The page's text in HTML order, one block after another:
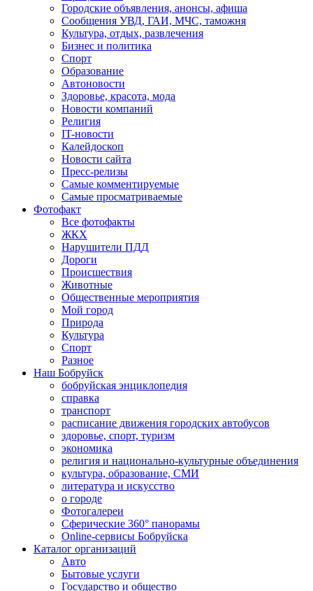
Городские объявления, анонсы, афиша
Сообщения УВД, ГАИ, МЧС, таможня
Культура, отдых, развлечения
Бизнес и политика
Спорт
Образование
Автоновости
Здоровье, красота, мода
Новости компаний
Религия
IT-новости
Калейдоскоп
Новости сайта
Пресс-релизы
Самые комментируемые
Самые просматриваемые
Фотофакт
Все фотофакты
ЖКХ
Нарушители ПДД
Дороги
Происшествия
Животные
Общественные мероприятия
Мой город
Природа
Культура
Спорт
Разное
Наш Бобруйск
бобруйская энциклопедия
справка
транспорт
расписание движения городских автобусов
здоровье, спорт, туризм
экономика
религия и национально-культурные объединения
культура, образование, СМИ
литература и искусство
о городе
Фотогалереи
Сферические 360° панорамы
Online-сервисы Бобруйска
Каталог организаций
Авто
Бытовые услуги
Государство и общество